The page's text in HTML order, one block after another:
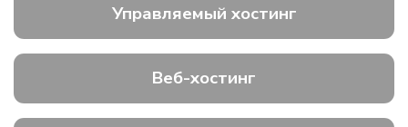
Управляемый хостинг
Веб-хостинг